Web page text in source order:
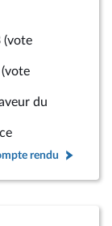
(vote
du
rendu